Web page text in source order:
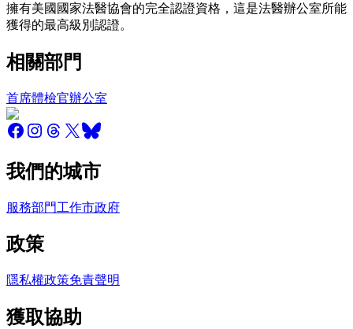
擁有美國國家法醫協會的完全認證資格，這是法醫辦公室所能
獲得的最高級別認證。
相關部門
首席體檢官辦公室
我們的城市
服務部門工作市政府
政策
隱私權政策免責聲明
獲取協助